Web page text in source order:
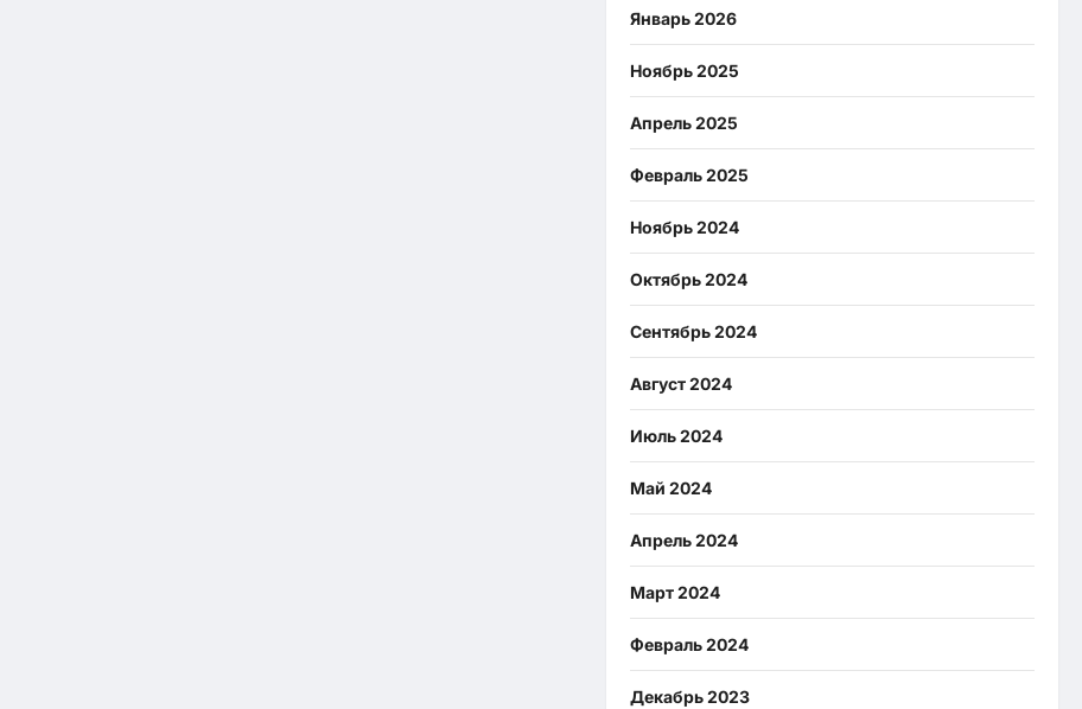
Январь 2026
Ноябрь 2025
Апрель 2025
Февраль 2025
Ноябрь 2024
Октябрь 2024
Сентябрь 2024
Август 2024
Июль 2024
Май 2024
Апрель 2024
Март 2024
Февраль 2024
Декабрь 2023